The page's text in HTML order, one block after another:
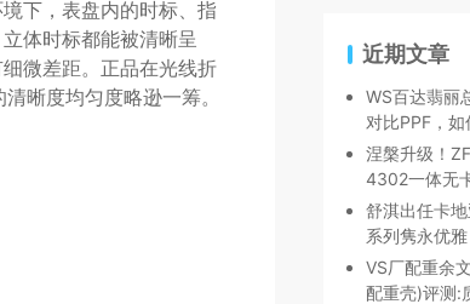
下，表盘内的时标、指
体时标都能被清晰呈
微差距。正品在光线折
晰度均匀度略逊一筹。
近期文章
WS百达翡丽
对比PPF，如
涅槃升级！
4302一体无
舒淇出任卡
系列隽永优雅
VS厂配重余
配重壳)评测: